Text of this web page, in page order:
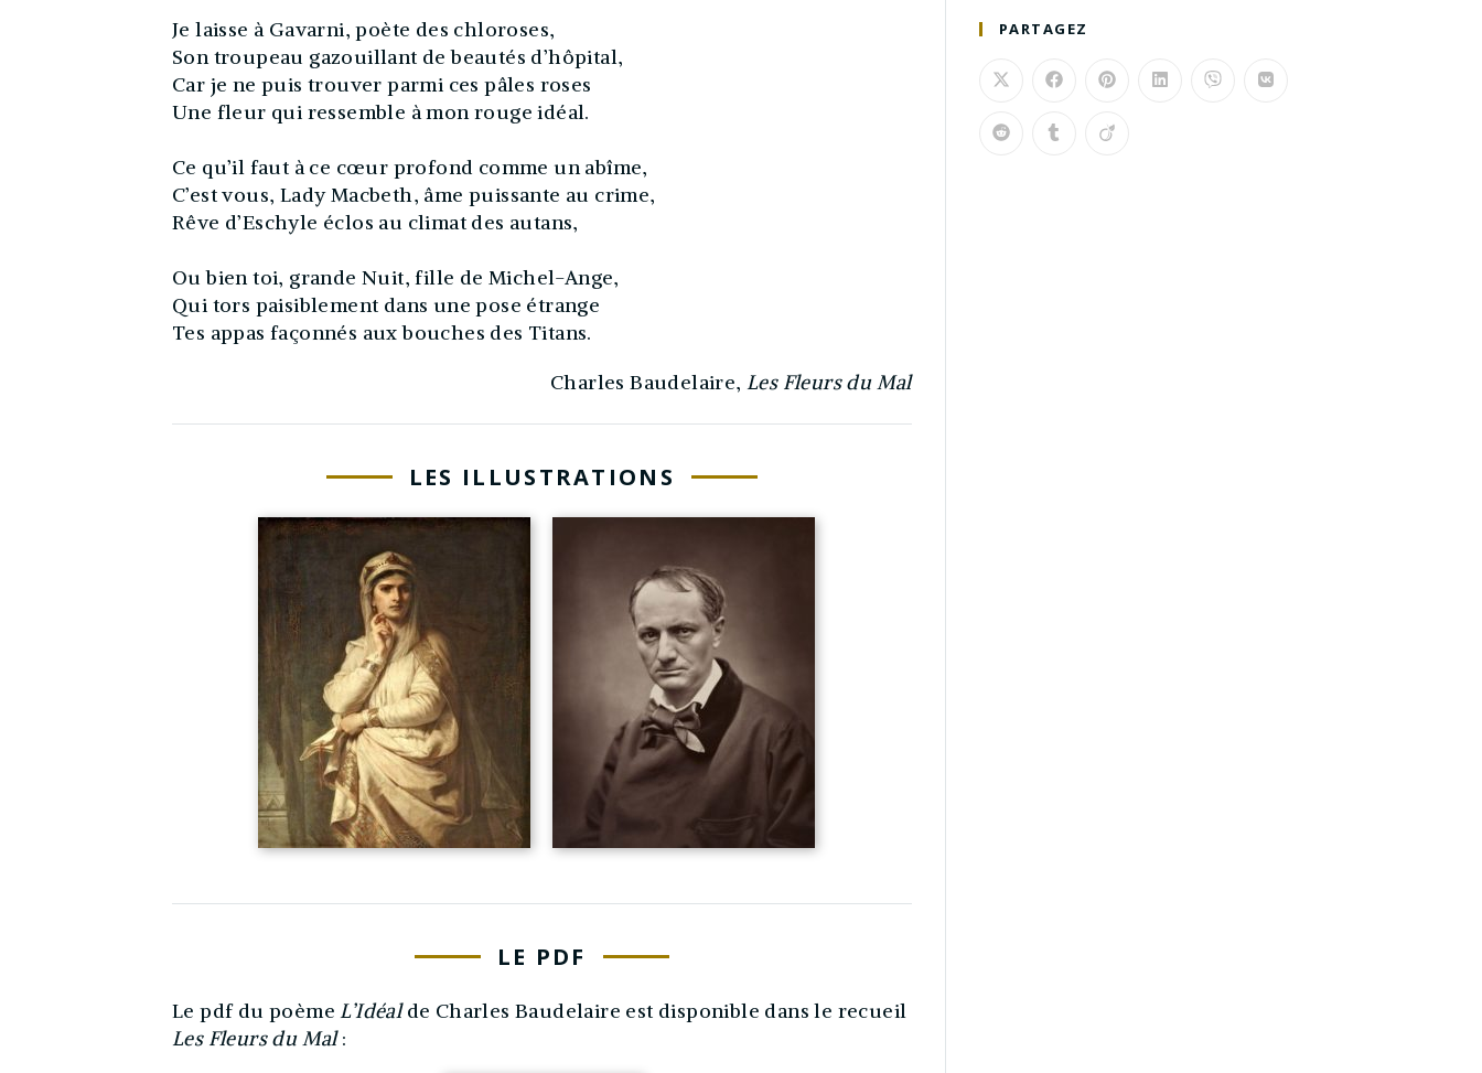
Je laisse à Gavarni, poète des chloroses,
Son troupeau gazouillant de beautés d’hôpital,
Car je ne puis trouver parmi ces pâles roses
Une fleur qui ressemble à mon rouge idéal.
Ce qu’il faut à ce cœur profond comme un abîme,
C’est vous, Lady Macbeth, âme puissante au crime,
Rêve d’Eschyle éclos au climat des autans,
Ou bien toi, grande Nuit, fille de Michel-Ange,
Qui tors paisiblement dans une pose étrange
Tes appas façonnés aux bouches des Titans.
Charles Baudelaire, Les Fleurs du Mal
LES ILLUSTRATIONS
LE PDF
Le pdf du poèmeL’Idéalde Charles Baudelaire est disponible dans le recueil
Les Fleurs du Mal:
PARTAGEZ